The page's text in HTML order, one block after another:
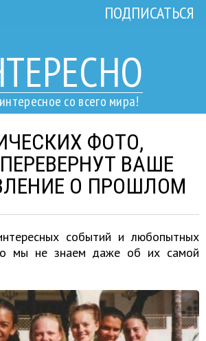
со всего мира!
ПОДПИСАТЬСЯ
ФОТО,
ВАШЕ
О ПРОШЛОМ
событий и любопытных
мы не знаем даже об их самой